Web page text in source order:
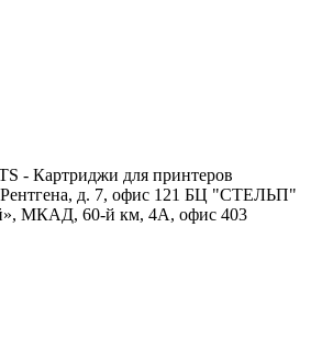
- Картриджи для принтеров
д. 7, офис 121 БЦ "СТЕЛЬП"
МКАД, 60-й км, 4А, офис 403